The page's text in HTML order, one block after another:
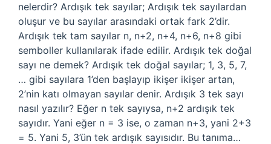
nelerdir? Ardışık tek sayılar; Ardışık tek sayılardan
oluşur ve bu sayılar arasındaki ortak fark 2’dir.
Ardışık tek tam sayılar n, n+2, n+4, n+6, n+8 gibi
semboller kullanılarak ifade edilir. Ardışık tek doğal
sayı ne demek? Ardışık tek doğal sayılar; 1, 3, 5, 7,
… gibi sayılara 1’den başlayıp ikişer ikişer artan,
2’nin katı olmayan sayılar denir. Ardışık 3 tek sayı
nasıl yazılır? Eğer n tek sayıysa, n+2 ardışık tek
sayıdır. Yani eğer n = 3 ise, o zaman n+3, yani 2+3
= 5. Yani 5, 3’ün tek ardışık sayısıdır. Bu tanıma…